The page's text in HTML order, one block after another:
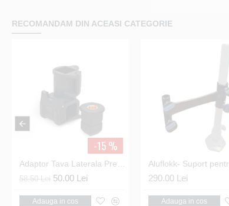
RECOMANDAM DIN ACEASI CATEGORIE
-15 %
58.50 Lei 50.00 Lei
Adauga in cos
290.00 Lei
Adauga in cos
63.24 Lei
Adauga in cos
12.55 Lei
Adauga in cos